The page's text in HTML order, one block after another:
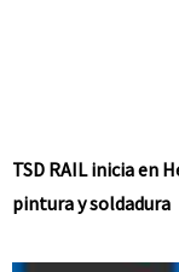
TSD RAIL inicia en
pintura y soldadura